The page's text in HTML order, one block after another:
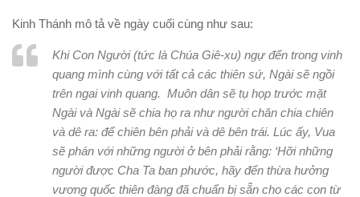
Kinh Thánh mô tả về ngày cuối cùng như sau:
Khi Con Người(tức là Chúa Giê-xu) ngự đến trong vinh
quang mình cùng với tất cả các thiên sứ, Ngài sẽ ngồi
trên ngai vinh quang. Muôn dân sẽ tụ họp trước mặt
Ngài và Ngài sẽ chia họ ra như người chăn chia chiên
và dê ra: để chiên bên phải và dê bên trái. Lúc ấy, Vua
sẽ phán với những người ở bên phải rằng: ‘Hỡi những
người được Cha Ta ban phước, hãy đến thừa hưởng
vương quốc thiên đàng đã chuẩn bị sẵn cho các con từ